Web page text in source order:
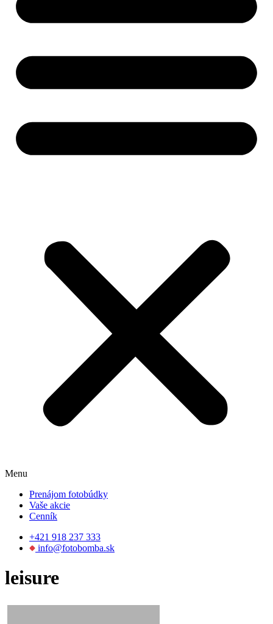
Menu
Prenájom fotobúdky
Vaše akcie
Cenník
+421 918 237 333
info@fotobomba.sk
leisure